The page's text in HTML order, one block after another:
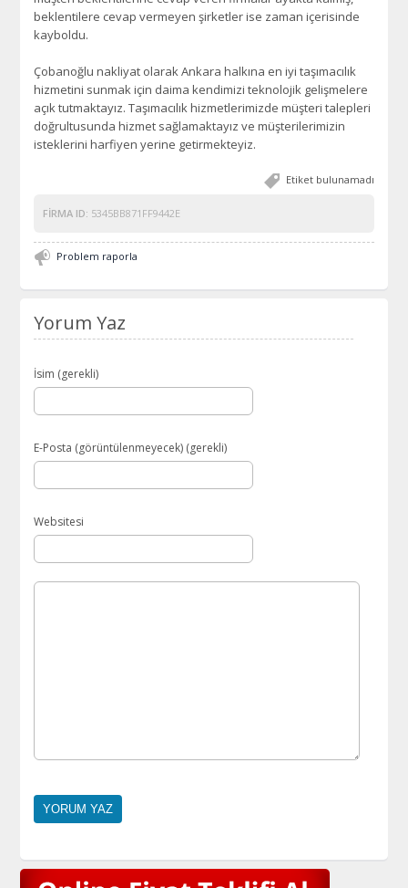
beklentilere cevap vermeyen şirketler ise zaman içerisinde
kayboldu.
Çobanoğlu nakliyat olarak Ankara halkına en iyi taşımacılık
hizmetini sunmak için daima kendimizi teknolojik gelişmelere
açık tutmaktayız. Taşımacılık hizmetlerimizde müşteri talepleri
doğrultusunda hizmet sağlamaktayız ve müşterilerimizin
isteklerini harfiyen yerine getirmekteyiz.
Etiket bulunamadı
FIRMA ID: 5345BB871FF9442E
Problem raporla
Yorum Yaz
İsim (gerekli)
E-Posta (görüntülenmeyecek) (gerekli)
Websitesi